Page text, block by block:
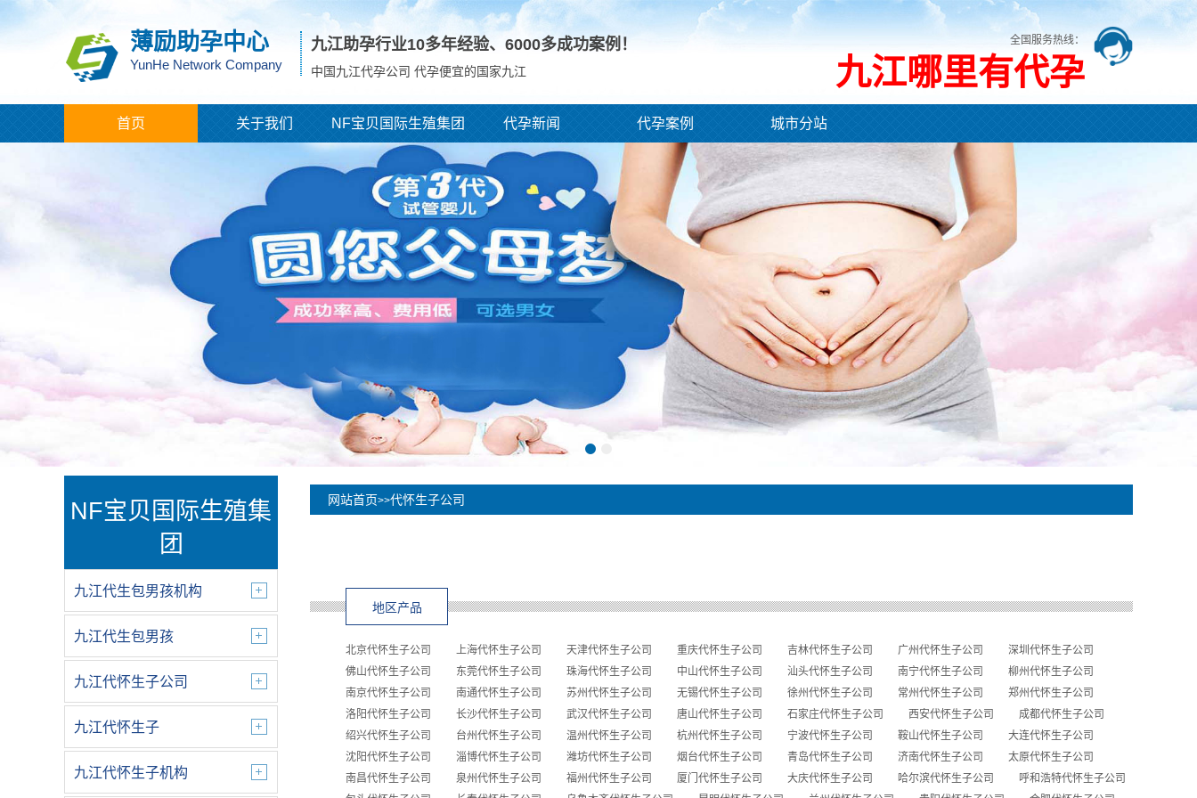
薄励助孕中心
YunHe Network Company
九江助孕行业10多年经验、 6000多成功案例！
中国九江代孕公司 代孕便宜的国家九江
全国服务热线：
九江哪里有代孕
首页 关于我们 NF宝贝国际生殖集团 代孕新闻 代孕案例 城市分站
NF宝贝国际生殖集
团
九江代生包男孩机构
九江代生包男孩
九江代怀生子公司
九江代怀生子
九江代怀生子机构
网站首页>>代怀生子公司
地区产品
北京代怀生子公司 上海代怀生子公司 天津代怀生子公司 重庆代怀生子公司 吉林代怀生子公司 广州代怀生子公司
深圳代怀生子公司
佛山代怀生子公司
东莞代怀生子公司 珠海代怀生子公司 中山代怀生子公司 汕头代怀生子公司 南宁代怀生子公司
柳州代怀生子公司
南京代怀生子公司
南通代怀生子公司 苏州代怀生子公司 无锡代怀生子公司 徐州代怀生子公司 常州代怀生子公司
郑州代怀生子公司
洛阳代怀生子公司
长沙代怀生子公司 武汉代怀生子公司 唐山代怀生子公司 石家庄代怀生子公司 西安代怀生子公司
成都代怀生子公司
绍兴代怀生子公司
台州代怀生子公司 温州代怀生子公司 杭州代怀生子公司 宁波代怀生子公司 鞍山代怀生子公司
大连代怀生子公司
沈阳代怀生子公司
淄博代怀生子公司 潍坊代怀生子公司 烟台代怀生子公司 青岛代怀生子公司 济南代怀生子公司
太原代怀生子公司
南昌代怀生子公司
泉州代怀生子公司 福州代怀生子公司 厦门代怀生子公司 大庆代怀生子公司 哈尔滨代怀生子公司
呼和浩特代怀生子公司